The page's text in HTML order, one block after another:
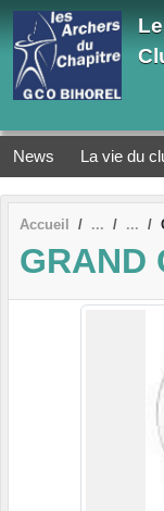
News La vie du
Accueil
GRAND
Panneau de gestion